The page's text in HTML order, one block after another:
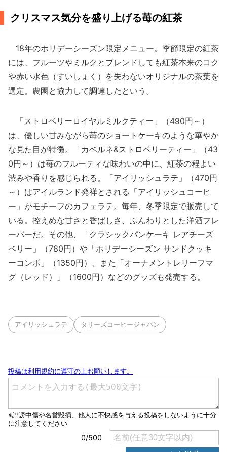
クリスマス気分を盛り上げる苺の紅茶
18年のホリデーシーズン限定メニュー。季節限定の紅茶
には、フルーツやミルクとブレンドしても紅茶本来のコク
や赤い水色（すいしょく）を失わないオリジナルの茶葉を
選定。農園と協力して調達したという。
「ストロベリーロイヤルミルクティー」（490円～）
は、優しい甘みながら苺のショートケーキのような華やか
な見た目が特徴。「カベルネ&ストロベリーティー」（43
0円～）は苺のフルーティな味わいの中に、紅茶の程よい
渋みや香りを感じられる。「アイリッシュラテ」（470円
～）はアイルランド発祥とされる「アイリッシュコーヒ
ー」がモチーフのカフェラテ。毎年、冬季限定で販売して
いる。控えめな甘さと香ばしさ、ふんわりとした洋酒フレ
ーバーだ。その他、「クラシックパンケーキ レアチーズ
ベリー」（780円）や「ホリデーシーズン サンドクッキ
ーコンボ」（1350円）、また「オーナメントレリーフマ
グ（レッド）」（1600円）などのグッズも発売する。
アイリッシュラテ タリーズコーヒージャパン